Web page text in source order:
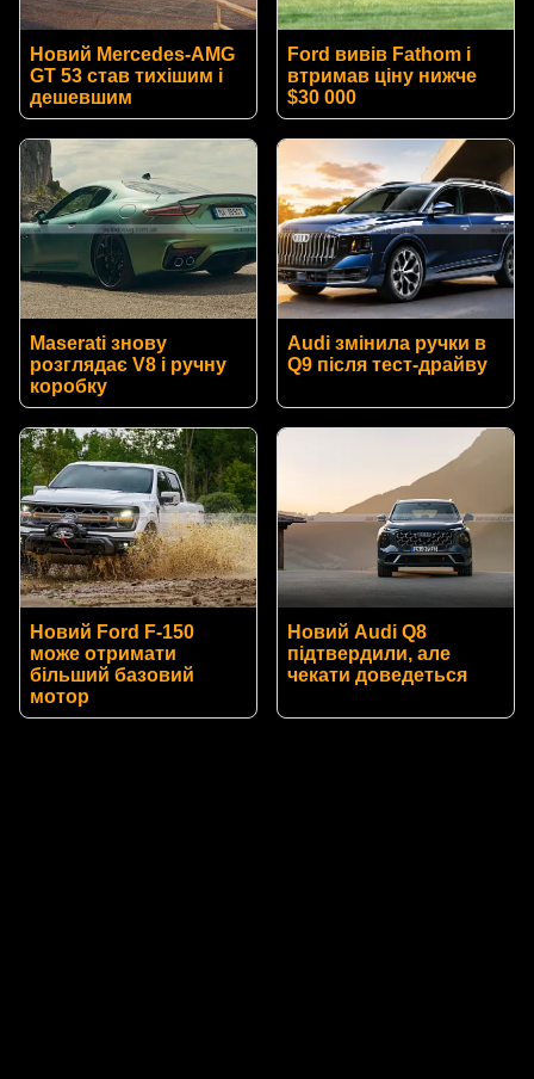
Новий Mercedes-AMG
GT 53 став тихішим і
дешевшим
Ford вивів Fathom і
втримав ціну нижче
$30 000
Maserati знову
розглядає V8 і ручну
коробку
Audi змінила ручки в
Q9 після тест-драйву
Новий Ford F-150
може отримати
більший базовий
мотор
Новий Audi Q8
підтвердили, але
чекати доведеться